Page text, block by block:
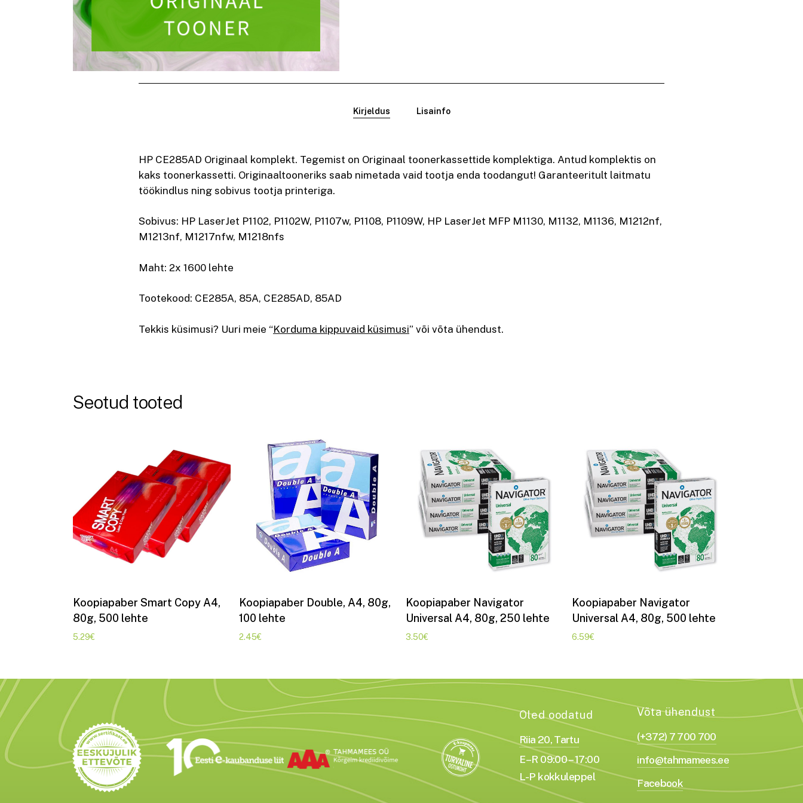
Kirjeldus Lisainfo
HP CE285AD Originaal komplekt. Tegemist on Originaal toonerkassettide komplektiga. Antud komplektis on
kaks toonerkassetti. Originaaltooneriks saab nimetada vaid tootja enda toodangut! Garanteeritult laitmatu
töökindlus ning sobivus tootja printeriga.
Sobivus: HP LaserJet P1102, P1102W, P1107w, P1108, P1109W, HP LaserJet MFP M1130, M1132, M1136, M1212nf,
M1213nf, M1217nfw, M1218nfs
Maht: 2x 1600 lehte
Tootekood: CE285A, 85A, CE285AD, 85AD
Tekkis küsimusi? Uuri meie “Korduma kippuvaid küsimusi” või võta ühendust.
Seotud tooted
Lisa korvi
Koopiapaber Smart Copy A4,
80g, 500 lehte
5.29€
Lisa korvi
Koopiapaber Double, A4, 80g,
100 lehte
2.45€
Lisa korvi
Koopiapaber Navigator
Universal A4, 80g, 250 lehte
3.50€
Lisa korvi
Koopiapaber Navigator
Universal A4, 80g, 500 lehte
6.59€
Oled oodatud
Riia 20, Tartu
E–R 09:00 – 17:00
L-P kokkuleppel
Võta ühendust
(+372) 7 700 700
info@tahmamees.ee
Facebook